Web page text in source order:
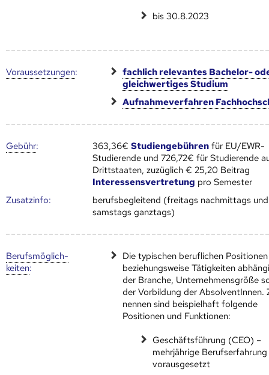
bis 30.8.2023
Voraus­setzungen:
fachlich relevantes Bachelor-
gleichwertiges Studium
Aufnahmeverfahren
Gebühr: 363,36€Studiengebühren für EU/EWR-
Studierende und 726,72€ für Studierende
Drittstaaten, zuzüglich € 25,20 Beitrag
Interessensvertretung pro Semester
Zusatz­info:
berufsbegleitend (freitags nachmittags und
samstags ganztags)
Berufs­möglich­
keiten:
Die typischen beruflichen Positionen
beziehungsweise Tätigkeiten
der Branche, Unternehmensgröße
der Vorbildung der AbsolventInnen.
nennen sind beispielhaft folgende
Positionen und Funktionen:
Geschäftsführung (CEO) –
mehrjährige Berufserfahrung
vorausgesetzt